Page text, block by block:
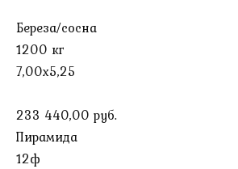
Береза/сосна
1200 кг
7,00х5,25
233 440,00 руб.
Пирамида
12ф